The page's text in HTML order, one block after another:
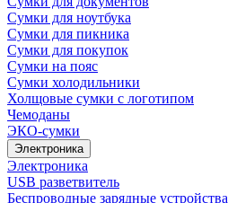
Сумки для ноутбука
Сумки для пикника
Сумки для покупок
Сумки на пояс
Сумки холодильники
Холщовые сумки с логотипом
Чемоданы
ЭКО-сумки
Электроника
Электроника
USB разветвитель
Беспроводные зарядные устройства